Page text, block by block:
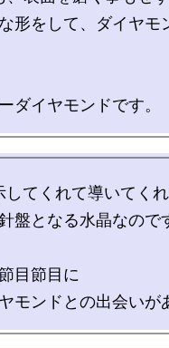
形をして、ダイヤモ
してくれて導いてく
盤となる水晶なので
目節目に